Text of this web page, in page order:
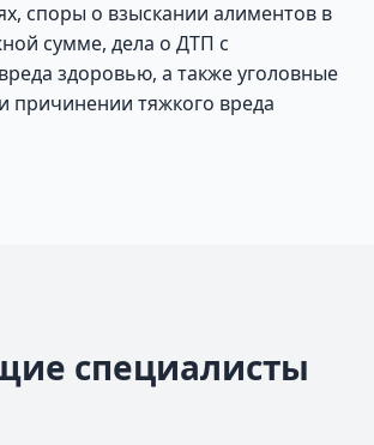
споры о взыскании алиментов в
сумме, дела о ДТП с
здоровью, а также уголовные
причинении тяжкого вреда
специалисты